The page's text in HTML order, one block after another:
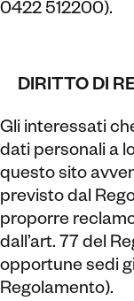
0422 512200).
DIRITTO DI
Gli interessati
dati personali a
questo sito
previsto dal
proporre
dall’art. 77 del
opportune sedi
Regolamento).